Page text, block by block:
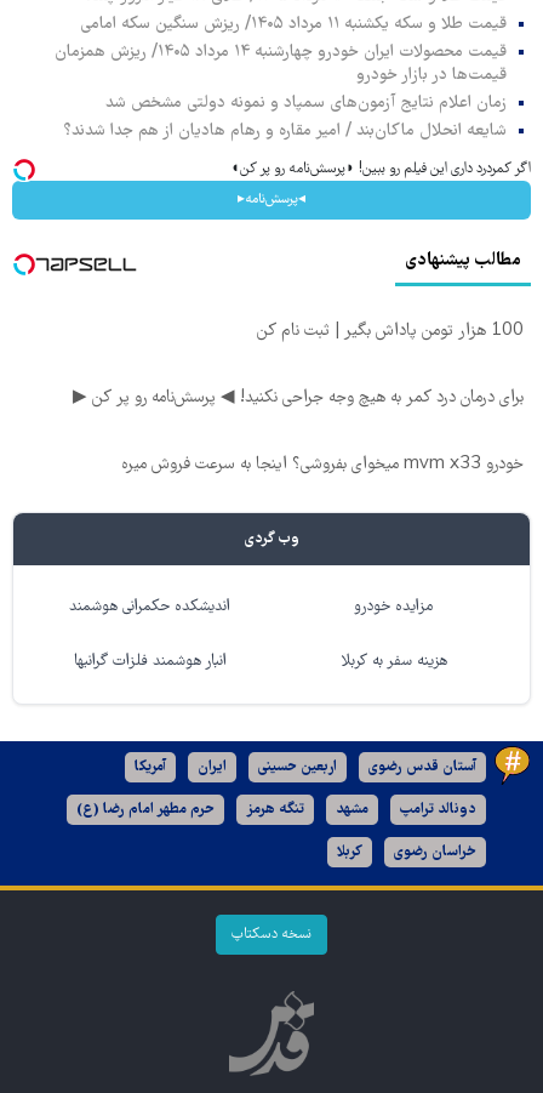
قیمت طلا و سکه یکشنبه ۱۱ مرداد ۱۴۰۵/ ریزش سنگین سکه امامی
قیمت محصولات ایران خودرو چهارشنبه ۱۴ مرداد ۱۴۰۵/ ریزش همزمان
قیمت‌ها در بازار خودرو
زمان اعلام نتایج آزمون‌های سمپاد و نمونه دولتی مشخص شد
شایعه انحلال ماکان‌بند / امیر مقاره و رهام هادیان از هم جدا شدند؟
اگر کمردرد داری این فیلم رو ببین! ◗پرسش‌نامه رو پر کن◖
◂پرسش‌نامه▸
مطالب پیشنهادی
100 هزار تومن پاداش بگیر | ثبت نام کن
برای درمان درد کمر به هیچ وجه جراحی نکنید! ◀ پرسش‌نامه رو پر کن ▶
خودرو mvm x33 میخوای بفروشی؟ اینجا به سرعت فروش میره
وب گردی
مزایده خودرو اندیشکده حکمرانی هوشمند
هزینه سفر به کربلا انبار هوشمند فلزات گرانبها
آستان قدس رضوی اربعین حسینی ایران آمریکا
دونالد ترامپ مشهد تنگه هرمز حرم مطهر امام رضا (ع)
خراسان رضوی کربلا
نسخه دسکتاپ